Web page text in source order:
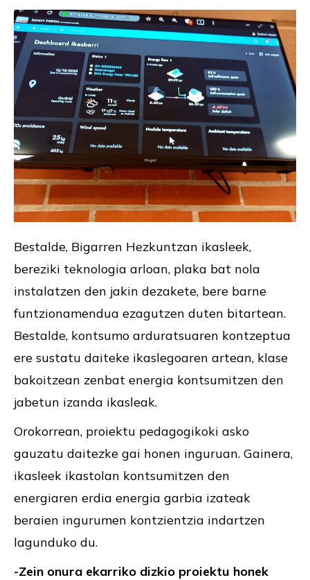
Bestalde, Bigarren Hezkuntzan ikasleek,
bereziki teknologia arloan, plaka bat nola
instalatzen den jakin dezakete, bere barne
funtzionamendua ezagutzen duten bitartean.
Bestalde, kontsumo arduratsuaren kontzeptua
ere sustatu daiteke ikaslegoaren artean, klase
bakoitzean zenbat energia kontsumitzen den
jabetun izanda ikasleak.
Orokorrean, proiektu pedagogikoki asko
gauzatu daitezke gai honen inguruan. Gainera,
ikasleek ikastolan kontsumitzen den
energiaren erdia energia garbia izateak
beraien ingurumen kontzientzia indartzen
lagunduko du.
-Zein onura ekarriko dizkio proiektu honek